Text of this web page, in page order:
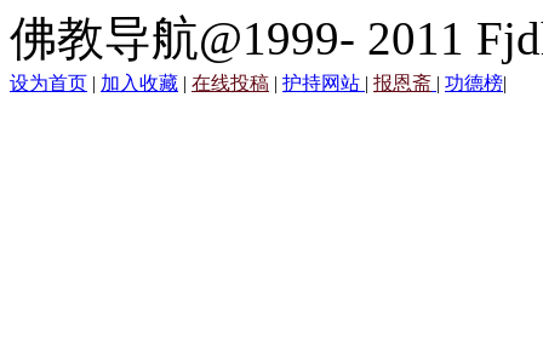
佛教导航@1999- 2011
设为首页 | 加入收藏 | 在线投稿 | 护持网站 | 报恩斋 | 功德榜|